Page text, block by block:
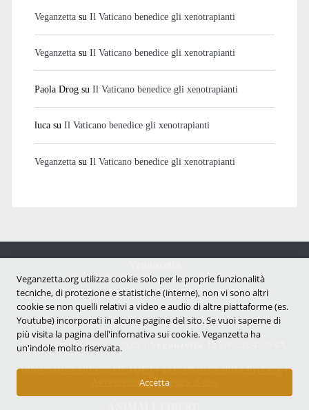
Veganzettasu Il Vaticano benedice gli xenotrapianti
Veganzettasu Il Vaticano benedice gli xenotrapianti
Paola Drogsu Il Vaticano benedice gli xenotrapianti
lucasu Il Vaticano benedice gli xenotrapianti
Veganzettasu Il Vaticano benedice gli xenotrapianti
Notizie dal mondo vegan e antispecista
Copyright © 2007 - 2026 |
Informativa sui cookie (UE)|Informativa sulla Privacy|
Avvertenze e Licenza d'uso
Veganzetta.org utilizza cookie solo per le proprie funzionalità
tecniche, di protezione e statistiche (interne), non vi sono altri
cookie se non quelli relativi a video e audio di altre piattaforme (es.
Youtube) incorporati in alcune pagine del sito. Se vuoi saperne di
più visita la pagina dell'infornativa sui cookie. Veganzetta ha
un'indole molto riservata.
Accetta